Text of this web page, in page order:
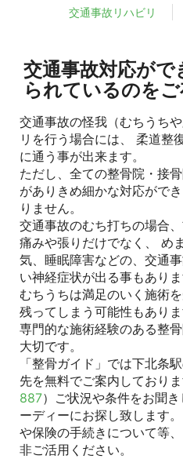
交通事故リハビリ
交通事故対応がで
られているのを
交通事故の怪我（むちうち
リを行う場合には、 柔道整
に通う事が出来ます。
ただし、全ての整骨院・接
がありきめ細かな対応がで
りません。
交通事故のむち打ちの場合
痛みや張りだけでなく、 め
気、睡眠障害などの、交通
い神経症状が出る事もありま
むちうちは満足のいく施術
残ってしまう可能性もあり
専門的な施術経験のある整
大切です。
「整骨ガイド」では下北条
先を無料でご案内しており
887）ご状況や条件をお聞
ーディーにお探し致します
や保険の手続きについて等
非ご活用ください。